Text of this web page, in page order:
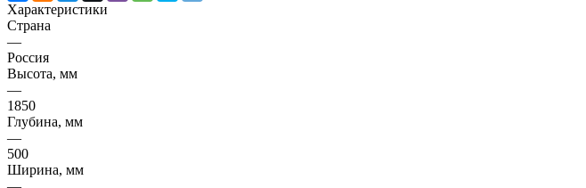
Характеристики
Страна
—
Россия
Высота, мм
—
1850
Глубина, мм
—
500
Ширина, мм